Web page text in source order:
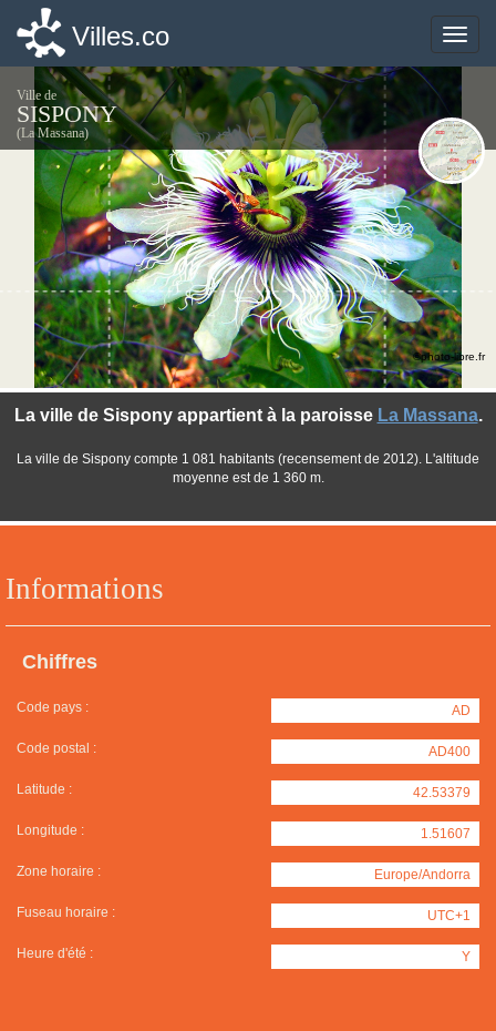
Toggle
Villes.co
Ville de
SISPONY
(La Massana)
Informations
Chiffres
Code pays : AD
Code postal : AD400
Latitude : 42.53379
Longitude : 1.51607
Zone horaire : Europe/Andorra
Fuseau horaire : UTC+1
Heure d'été : Y
La ville de Sispony appartient à la paroisse La Massana.
La ville de Sispony compte 1 081 habitants (recensement de 2012). L'altitude
moyenne est de 1 360 m.
©photo-libre.fr
Toggle
Villes.co